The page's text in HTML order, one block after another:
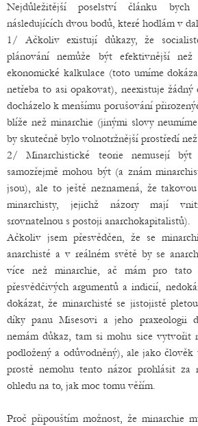
Nejdůležitější poselství článku
následujících dvou bodů, které hodlám v
1/ Ačkoliv existují důkazy, že
plánování nemůže být efektivnější
ekonomické kalkulace (toto umíme
netřeba to asi opakovat), neexistuje
docházelo k menšímu porušování
blíže než minarchie (jinými slovy
by skutečně bylo volnotržnější prostředí
2/ Minarchistické teorie nemusejí být
samozřejmě mohou být (a znám
jsou), ale to ještě neznamená, že
minarchisty, jejichž názory mají
srovnatelnou s postoji anarchokapitalistů).
Ačkoliv jsem přesvědčen, že se
anarchisté a v reálném světě by se
více než minarchie, ač mám pro tato
přesvědčivých argumentů a indicií,
dokázat, že minarchisté se jistojistě
díky panu Misesovi a jeho praxeologii
nemám důkaz, tam si mohu sice vytvořit
podložený a odůvodněný), ale jako
prostě nemohu tento názor prohlásit za
ohledu na to, jak moc tomu věřím.
Proč připouštím možnost, že minarchie